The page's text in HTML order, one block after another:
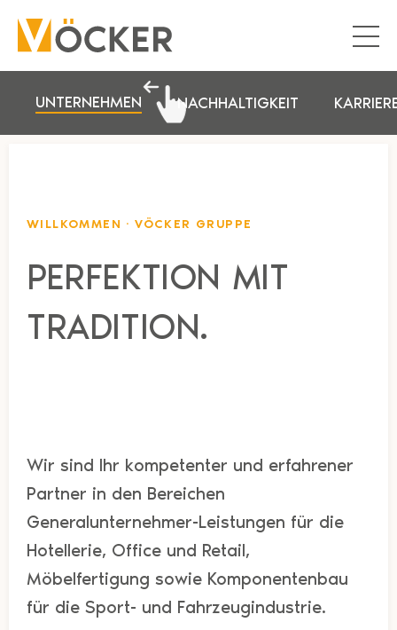
UNTERNEHMEN NACHHALTIGKEIT
WILLKOMMEN · VÖCKER GRUPPE
PERFEKTION MIT
TRADITION.
Wir sind Ihr kompetenter und erfahrener
Partner in den Bereichen
Generalunternehmer-Leistungen für die
Hotellerie, Office und Retail,
Möbelfertigung sowie Komponentenbau
für die Sport- und Fahrzeugindustrie.